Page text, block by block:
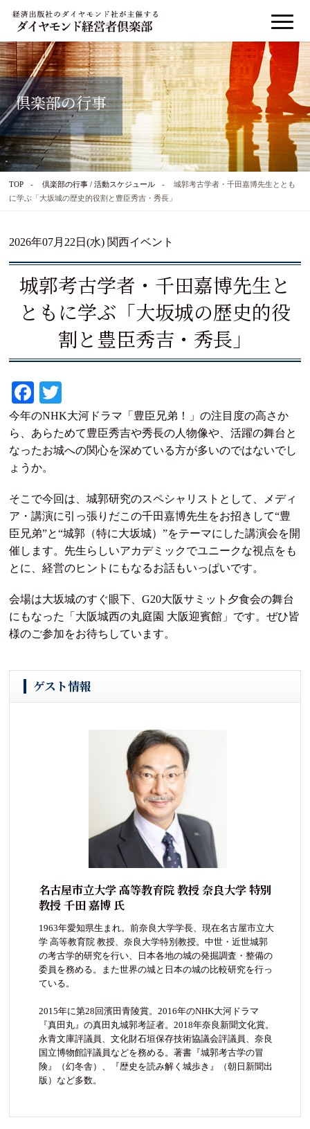
倶楽部の行事
TOP 倶楽部の行事 / 活動スケジュール
城郭考古学者・千田嘉博先生ととも
に学ぶ「大坂城の歴史的役割と豊臣秀吉・秀長」
2026年07月22日(水) 関西イベント
城郭考古学者・千田嘉博先生と
ともに学ぶ「大坂城の歴史的役
割と豊臣秀吉・秀長」
Fa
ce
bo
ok
wi
tte
r
今年のNHK大河ドラマ「豊臣兄弟！」の注目度の高さか
ら、あらためて豊臣秀吉や秀長の人物像や、活躍の舞台と
なったお城への関心を深めている方が多いのではないでし
ょうか。
そこで今回は、城郭研究のスペシャリストとして、メディ
ア・講演に引っ張りだこの千田嘉博先生をお招きして“豊
臣兄弟”と“城郭（特に大坂城）”をテーマにした講演会を開
催します。先生らしいアカデミックでユニークな視点をも
とに、経営のヒントにもなるお話もいっぱいです。
会場は大坂城のすぐ眼下、G20大阪サミット夕食会の舞台
にもなった「大阪城西の丸庭園 大阪迎賓館」です。ぜひ皆
様のご参加をお待ちしています。
ゲスト情報
名古屋市立大学 高等教育院 教授 奈良大学 特別
教授 千田 嘉博 氏
1963年愛知県生まれ。前奈良大学学長、現在名古屋市立大
学 高等教育院 教授、奈良大学特別教授。中世・近世城郭
の考古学的研究を行い、日本各地の城の発掘調査・整備の
委員を務める。また世界の城と日本の城の比較研究を行っ
ている。
2015年に第28回濱田青陵賞。2016年のNHK大河ドラマ
『真田丸』の真田丸城郭考証者。2018年奈良新聞文化賞。
永青文庫評議員、文化財石垣保存技術協議会評議員、奈良
国立博物館評議員などを務める。著書『城郭考古学の冒
険』（幻冬舎）、『歴史を読み解く城歩き』（朝日新聞出
版）など多数。